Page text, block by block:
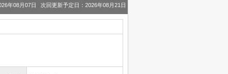
年08月07日 次回更新予定日：2026年08月21日